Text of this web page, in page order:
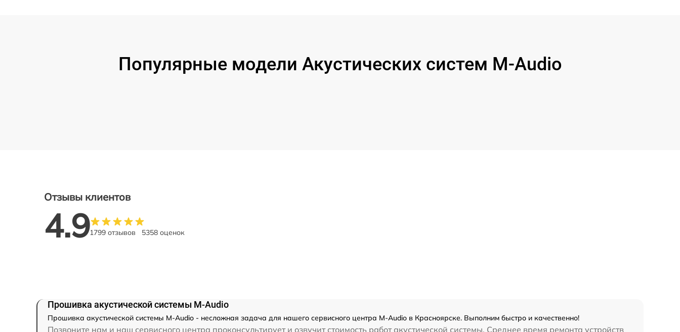
Популярные модели Акустических систем M-Audio
Отзывы клиентов
4.91799 отзывов 5358 оценок
Прошивка акустической системы M-Audio
Прошивка акустической системы M-Audio - несложная задача для нашего сервисного центра M-Audio в Красноярске. Выполним быстро и качественно!
Позвоните нам и наш сервисного центра проконсультирует и озвучит стоимость работ акустической системы. Среднее время ремонта устройств